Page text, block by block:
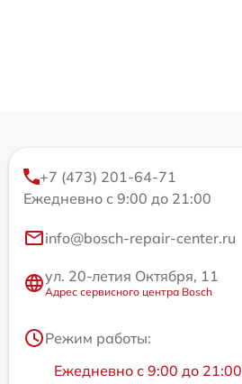
+7 (473) 201-64-71
Ежедневно с 9:00 до 21:00
info@bosch-repair-center.ru
ул. 20-летия Октября, 11
Адрес сервисного центра Bosch
Режим работы:
Ежедневно с 9:00 до 21:00